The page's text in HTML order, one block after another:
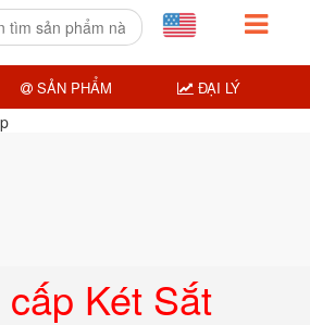
Két Sắt
SẢN PHẨM ĐẠI LÝ